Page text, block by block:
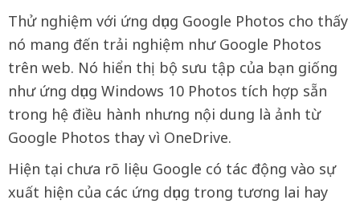
Thử nghiệm với ứng dụng Google Photos cho thấy
nó mang đến trải nghiệm như Google Photos
trên web. Nó hiển thị bộ sưu tập của bạn giống
như ứng dụng Windows 10 Photos tích hợp sẵn
trong hệ điều hành nhưng nội dung là ảnh từ
Google Photos thay vì OneDrive.
Hiện tại chưa rõ liệu Google có tác động vào sự
xuất hiện của các ứng dụng trong tương lai hay